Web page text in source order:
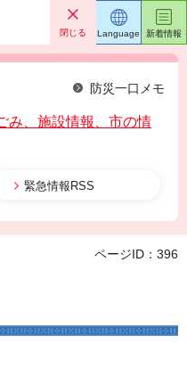
閉じる
防災一口メモ
み、施設情報、市の情
緊急情報RSS
Language 新着情報
ページID：396